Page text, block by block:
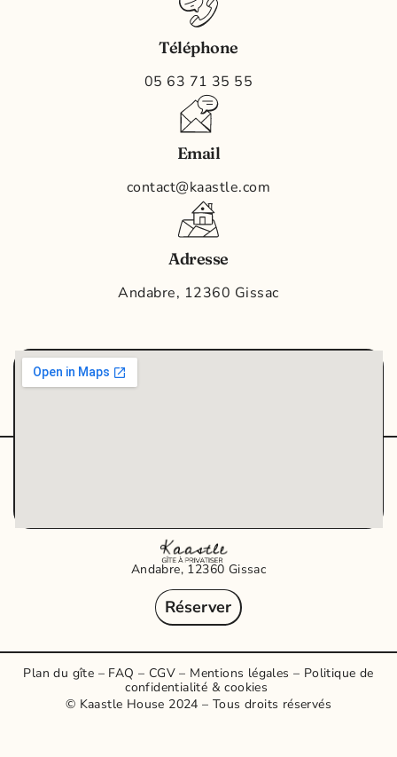
Téléphone
05 63 71 35 55
Email
contact@kaastle.com
Adresse
Andabre, 12360 Gissac
Andabre, 12360 Gissac​
Réserver
© Kaastle House 2024 – Tous droits réservés
Plan du gîte – FAQ – CGV – Mentions légales – Politique de
confidentialité & cookies